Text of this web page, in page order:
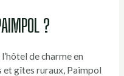
?
de charme en
et gîtes ruraux, Paimpol